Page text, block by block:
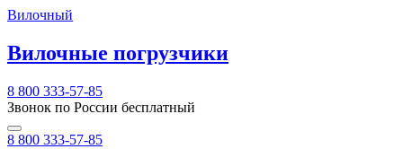
Вилочный
Вилочные погрузчики
8 800 333-57-85
Звонок по России бесплатный
8 800 333-57-85